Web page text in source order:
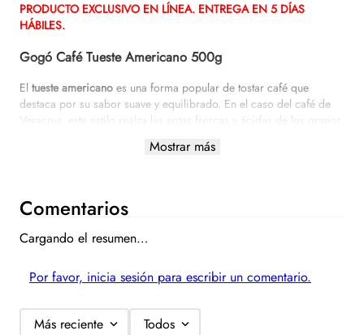
PRODUCTO EXCLUSIVO EN LÍNEA. ENTREGA EN 5 DÍAS
HÁBILES.
Gogó Café Tueste Americano 500g
El tueste americano es una forma popular de tostar café que
destaca por su sabor suave y equilibrado. En el caso del café de
Veracruz, este estilo realza las notas frescas y ácidas de los granos,
quienes buscan un café con matices delicados y un perfil de sabor
limpio. ¡Disfruta del auténtico sabor de Veracruz con nuestro café
de tueste americano!
ESPECIFICACIONES:
Origen: Veracruz, México
Mostrar más
Comentarios
Cargando el resumen…
Por favor, inicia sesión para escribir un comentario.
Más reciente Todos